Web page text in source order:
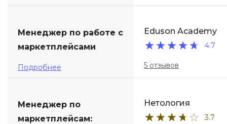
Менеджер по работе с
маркетплейсами
Подробнее
Eduson Academy
4.7
5 отзывов
Менеджер по
маркетплейсам:
Нетология
3.7